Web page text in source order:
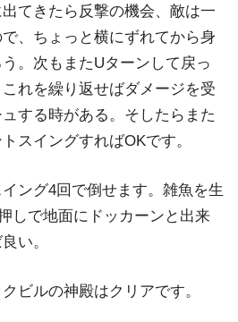
てきたら反撃の機会、敵は一
、ちょっと横にずれてから身
。次もまたUターンして戻っ
れを繰り返せばダメージを受
する時がある。そしたらまた
スイングすればOKです。
ング4回で倒せます。雑魚を生
しで地面にドッカーンと出来
い。
ビルの神殿はクリアです。